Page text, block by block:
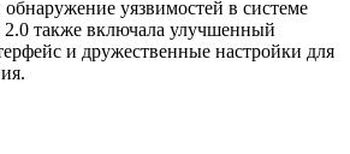
уязвимостей в системе
2.0 также включала улучшенный
и дружественные настройки для